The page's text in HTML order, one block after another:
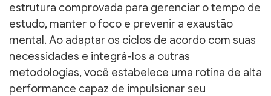
estrutura comprovada para gerenciar o tempo de
estudo, manter o foco e prevenir a exaustão
mental. Ao adaptar os ciclos de acordo com suas
necessidades e integrá-los a outras
metodologias, você estabelece uma rotina de alta
performance capaz de impulsionar seu